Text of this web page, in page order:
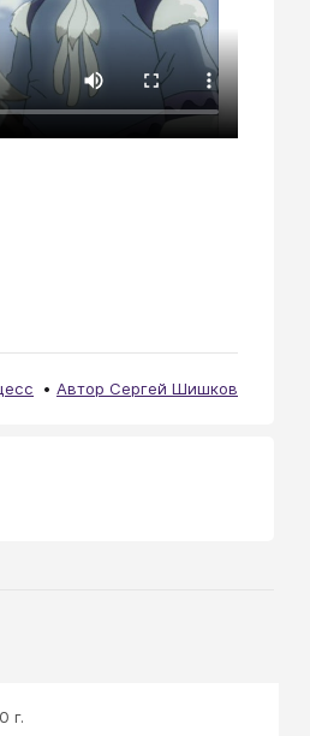
Автор Сергей Шишков
г.